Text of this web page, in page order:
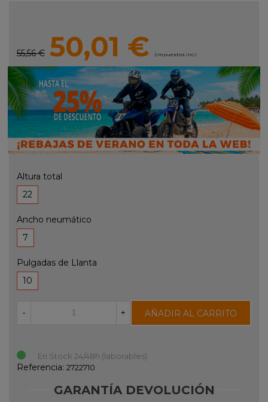
55,56 € 50,01 € (impuestos inc.)
Altura total
22
Ancho neumático
7
Pulgadas de Llanta
10
- + AÑADIR AL CARRITO
En Stock 24/48h (laborables)
Referencia: 2722710
GARANTÍA DEVOLUCIÓN